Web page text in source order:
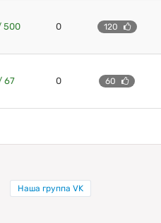
500 0 120
67 0 60
Наша группа VK